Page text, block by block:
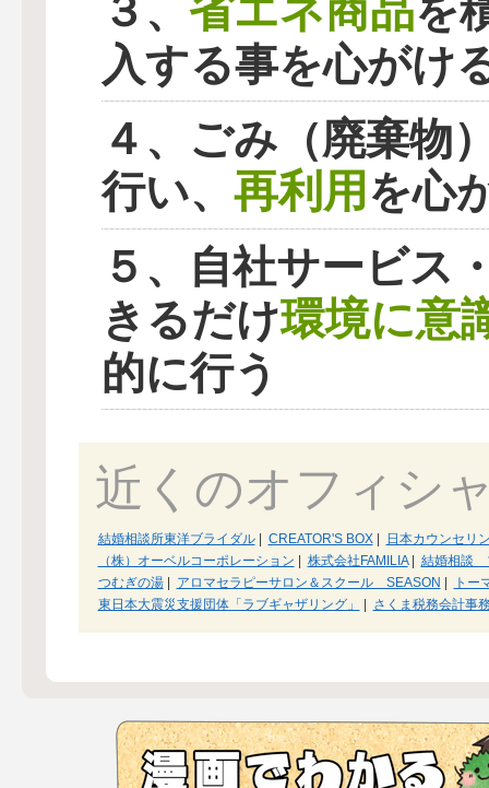
３、 省エネ商品を
入する事を心がけ
４、ごみ（廃棄物
行い、 再利用を心
５、自社サービス
きるだけ環境に意
的に行う
近くのオフィシ
結婚相談所東洋ブライダル| CREATOR'S BOX|
日本カウンセリ
（株）オーベルコーポレーション
株式会社FAMILIA|
結婚相談
つむぎの湯| アロマセラピーサロン＆スクール SEASON
トー
東日本大震災支援団体「ラブギャザリング」
さくま税務会計事